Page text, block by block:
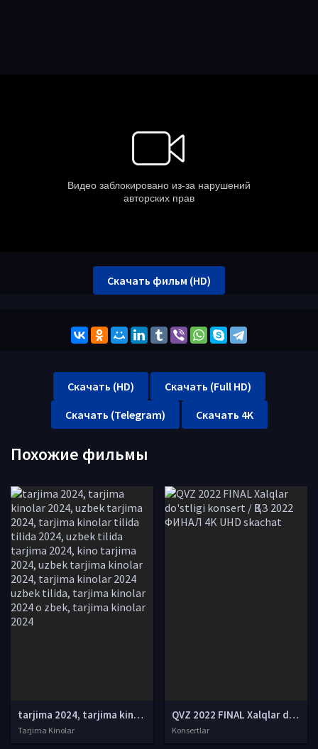
Скачать фильм (HD)
Скачать (HD)
Скачать (Full HD)
Скачать (Telegram)
Скачать 4K
Похожие фильмы
tarjima 2024, tarjima kinolar 2024, uzbek tarjima 2024, tarjima kinolar tilida tilida 2024, uzbek tilida tarjima 2024, kino tarjima 2024, uzbek tarjima kinolar 2024, tarjima kinolar 2024 uzbek tilida, tarjima kinolar 2024 o zbek, tarjima kinolar 2024
Tarjima Kinolar
QVZ 2022 FINAL Xalqlar do'stligi konsert / ҚВЗ 2022 ФИНАЛ 4K UHD skachat
Konsertlar